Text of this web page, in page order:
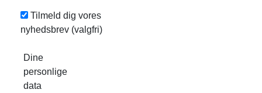
Tilmeld dig vores
nyhedsbrev (valgfri)
Dine
personlige
data